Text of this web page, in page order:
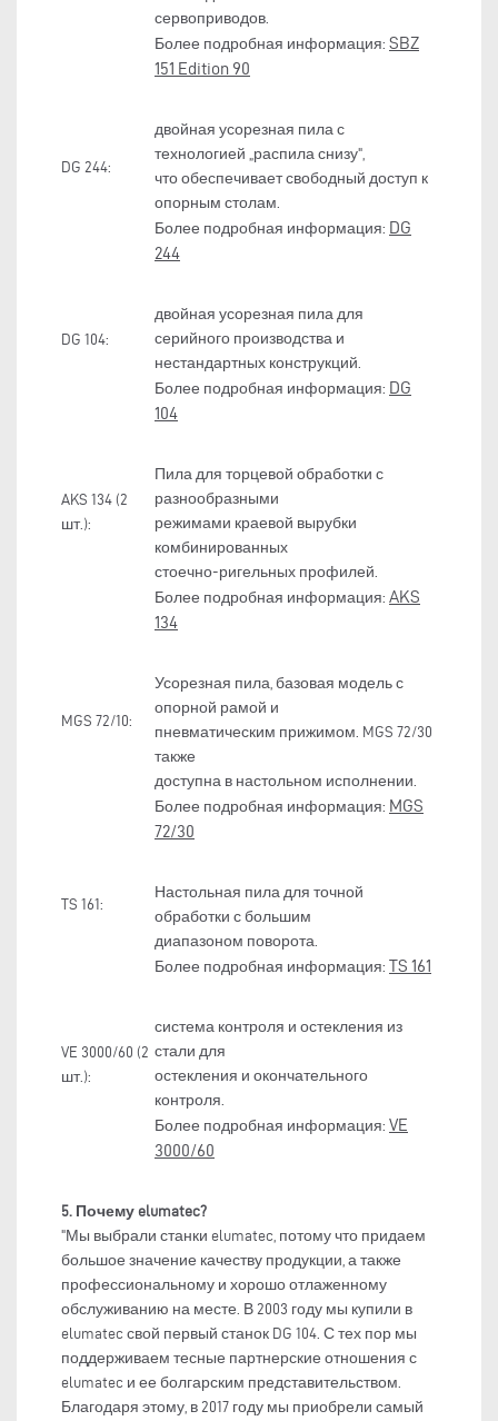
сервоприводов.
Более подробная информация: SBZ
151 Edition 90
DG 244:
двойная усорезная пила с
технологией „распила снизу",
что обеспечивает свободный доступ к
опорным столам.
Более подробная информация: DG
244
DG 104:
двойная усорезная пила для
серийного производства и
нестандартных конструкций.
Более подробная информация: DG
104
AKS 134 (2
шт.):
Пила для торцевой обработки с
разнообразными
режимами краевой вырубки
комбинированных
стоечно-ригельных профилей.
Более подробная информация: AKS
134
MGS 72/10:
Усорезная пила, базовая модель с
опорной рамой и
пневматическим прижимом. MGS 72/30
также
доступна в настольном исполнении.
Более подробная информация: MGS
72/30
TS 161:
Настольная пила для точной
обработки с большим
диапазоном поворота.
Более подробная информация: TS 161
VE 3000/60 (2
шт.):
система контроля и остекления из
стали для
остекления и окончательного
контроля.
Более подробная информация: VE
3000/60
5. Почему elumatec?
"Мы выбрали станки elumatec, потому что придаем
большое значение качеству продукции, а также
профессиональному и хорошо отлаженному
обслуживанию на месте. В 2003 году мы купили в
elumatec свой первый станок DG 104. С тех пор мы
поддерживаем тесные партнерские отношения с
elumatec и ее болгарским представительством.
Благодаря этому, в 2017 году мы приобрели самый